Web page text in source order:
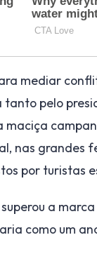
mediar
pelo
nas grandes
por turistas
a
como um